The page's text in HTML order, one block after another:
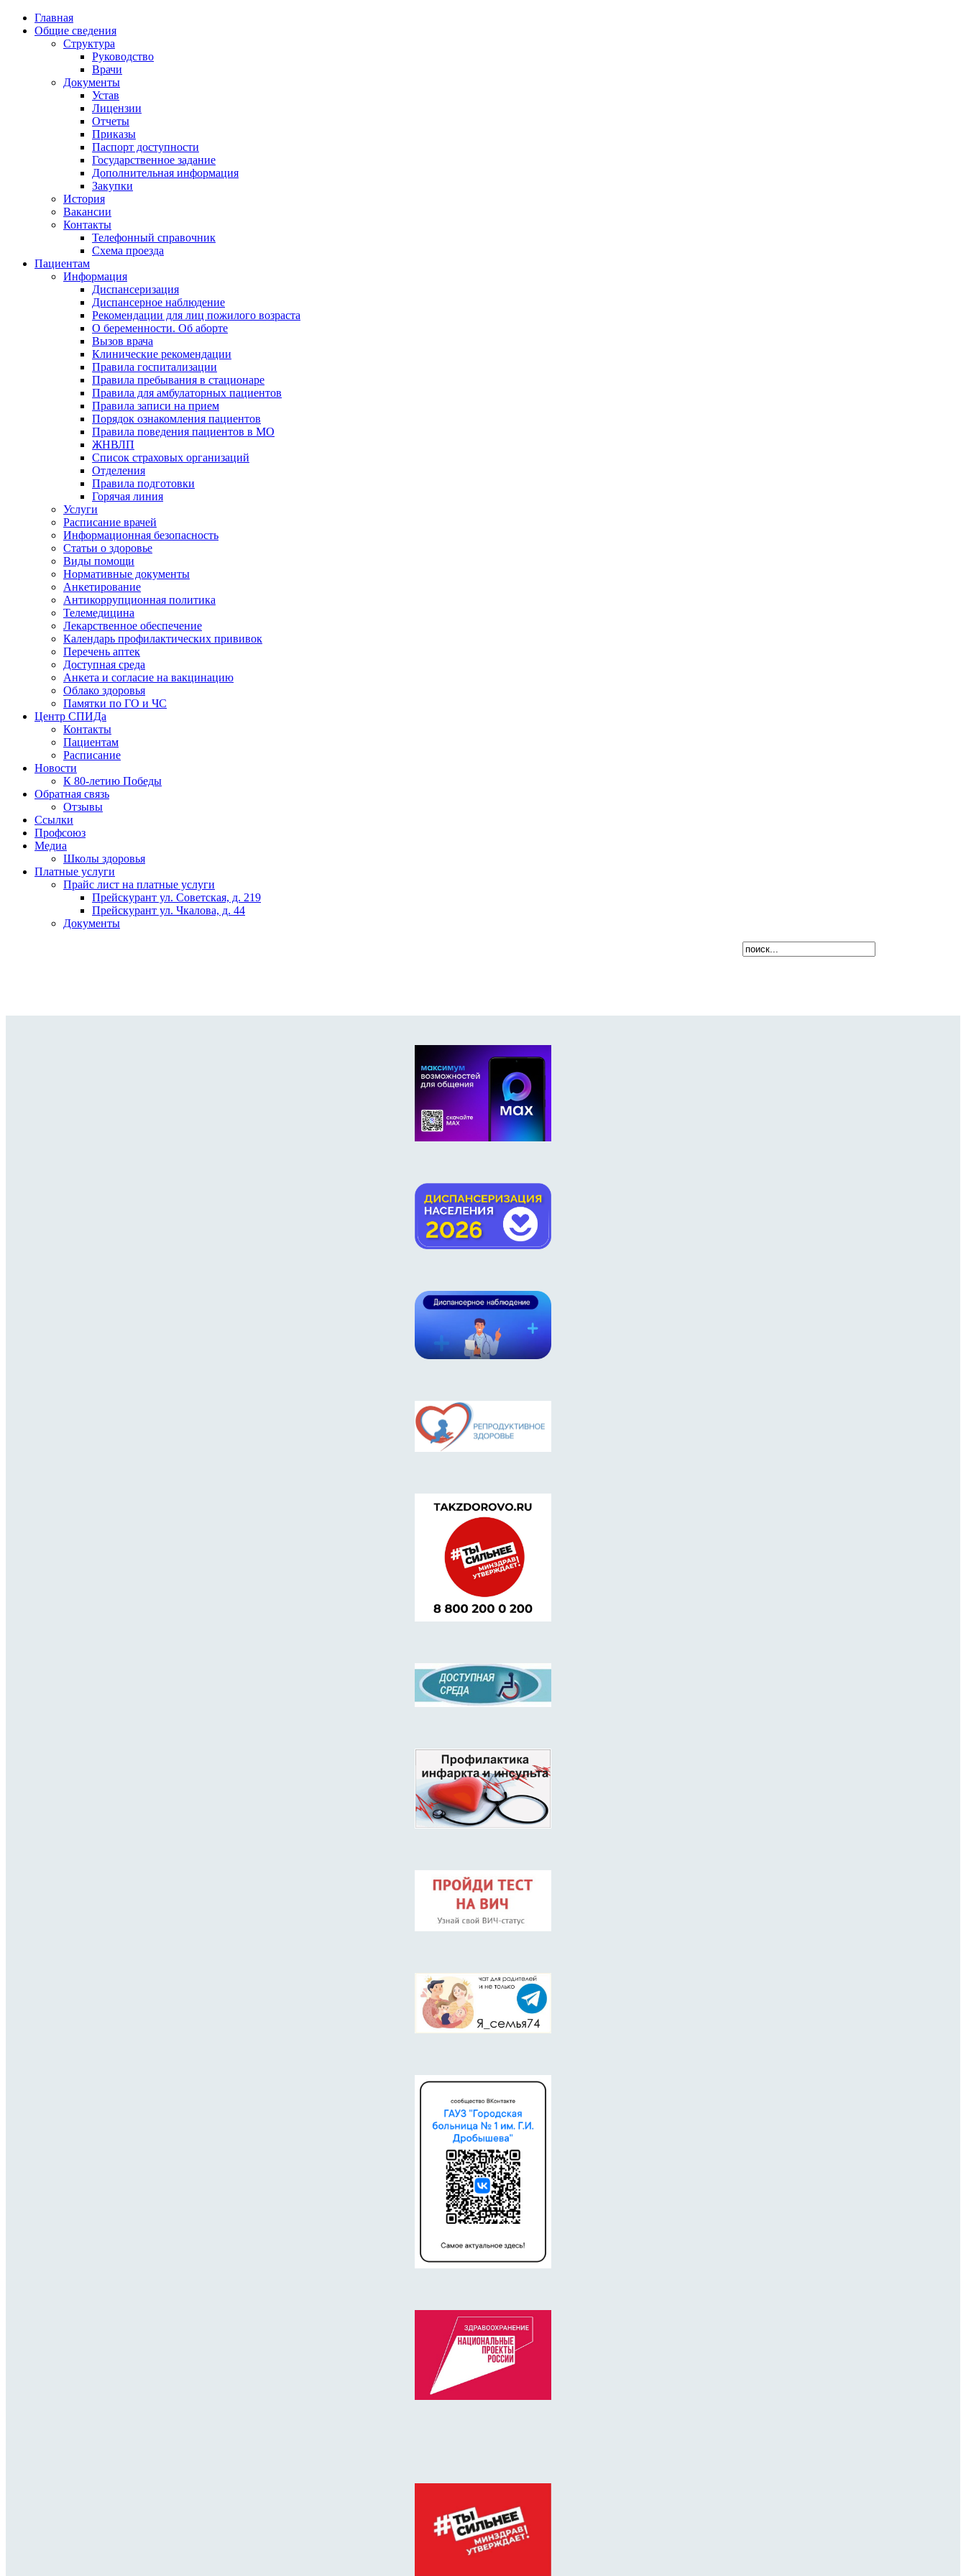
Главная
Общие сведения
Структура
Руководство
Врачи
Документы
Устав
Лицензии
Отчеты
Приказы
Паспорт доступности
Государственное задание
Дополнительная информация
Закупки
История
Вакансии
Контакты
Телефонный справочник
Схема проезда
Пациентам
Информация
Диспансеризация
Диспансерное наблюдение
Рекомендации для лиц пожилого возраста
О беременности. Об аборте
Вызов врача
Клинические рекомендации
Правила госпитализации
Правила пребывания в стационаре
Правила для амбулаторных пациентов
Правила записи на прием
Порядок ознакомления пациентов
Правила поведения пациентов в МО
ЖНВЛП
Список страховых организаций
Отделения
Правила подготовки
Горячая линия
Услуги
Расписание врачей
Информационная безопасность
Статьи о здоровье
Виды помощи
Нормативные документы
Анкетирование
Антикоррупционная политика
Телемедицина
Лекарственное обеспечение
Календарь профилактических прививок
Перечень аптек
Доступная среда
Анкета и согласие на вакцинацию
Облако здоровья
Памятки по ГО и ЧС
Центр СПИДа
Контакты
Пациентам
Расписание
Новости
К 80-летию Победы
Обратная связь
Отзывы
Ссылки
Профсоюз
Медиа
Школы здоровья
Платные услуги
Прайс лист на платные услуги
Прейскурант ул. Советская, д. 219
Прейскурант ул. Чкалова, д. 44
Документы